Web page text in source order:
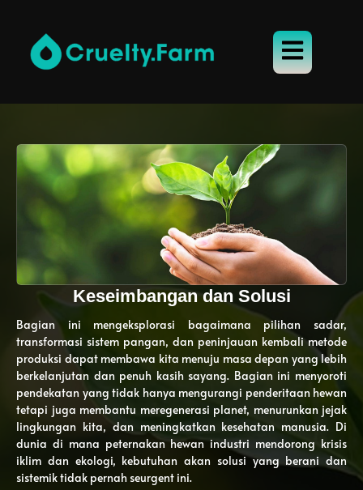
Keseimbangan dan Solusi
Bagian ini mengeksplorasi bagaimana pilihan sadar,
transformasi sistem pangan, dan peninjauan kembali metode
produksi dapat membawa kita menuju masa depan yang lebih
berkelanjutan dan penuh kasih sayang. Bagian ini menyoroti
pendekatan yang tidak hanya mengurangi penderitaan hewan
tetapi juga membantu meregenerasi planet, menurunkan jejak
lingkungan kita, dan meningkatkan kesehatan manusia. Di
dunia di mana peternakan hewan industri mendorong krisis
iklim dan ekologi, kebutuhan akan solusi yang berani dan
sistemik tidak pernah seurgent ini.